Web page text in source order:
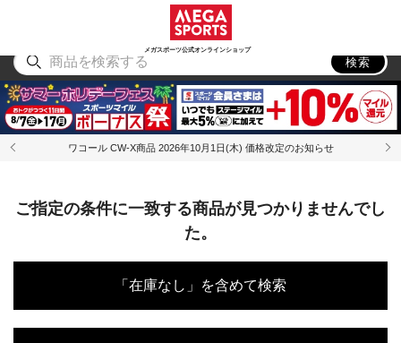
メガスポーツ公式オンラインショップ
アウトドア
検索
ワコール CW-X商品 2026年10月1日(木) 価格改定のお知らせ
ご指定の条件に一致する商品が見つかりませんでし
た。
「在庫なし」を含めて検索